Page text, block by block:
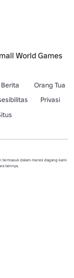
World Games
Orang Tua
Privasi
dalam merek dagang kami
lainnya.